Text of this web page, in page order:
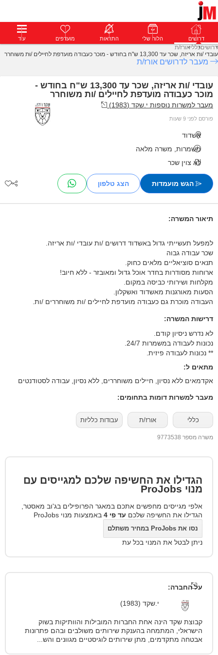
דרושים פרופילים הודעות פרימיום דרושים הלוח שלי התראות מועדפים עוד
דרושיםכלליאורז/ת
עובדי /ות אריזה, שכר עד 13,300 ש"ח בחודש - מוכר כעבודה מועדפת לחיילים /ות משוחרר
מעבר לדרושים אורז/ת
עובדי /ות אריזה, שכר עד 13,300 ש"ח בחודש -
מוכר כעבודה מועדפת לחיילים /ות משוחרר
מעבר למשרות נוספות י.שקד (1983)
פורסם לפני 9 שעות
אשדוד
משמרות, משרה מלאה
לא צוין שכר
הגש מועמדות
תיאור המשרה:
למפעל תעשייתי גדול באשדוד דרושים /ות עובדי /ות אריזה.
שכר עבודה גבוה
תנאים סוציאליים מלאים כחוק.
ארוחות מסודרות בחדר אוכל גדול ומאובזר - ללא חיוב!
מקלחות ושירותי כביסה במקום.
הסעות מאורגנות מאשדוד ואשקלון.
העבודה מוכרת גם כעבודה מועדפת לחיילים /ות משוחררים /ות.
דרישות המשרה:
לא נדרש ניסיון קודם.
נכונות לעבודה במשמרות 24/7.
** נכונות לעבודה פיזית.
מתאים ל:
אקדמאים ללא נסיון, חיילים משוחררים, ללא נסיון, עבודה לסטודנטים
מעבר למשרות דומות בתחומים:
כללי אורז/ת עבודות כלליות
משרה מספר 9773538
הגדילו את החשיפה שלכם למגייסים עם
מנוי ProJobs
אלפי מגייסים מחפשים אתכם במאגר הפרופילים בג'וב מאסטר,
הגדילו את החשיפה שלכם עד פי 4 באמצעות מנוי ProJobs
נסו את ProJobs במחיר משתלם
ניתן לבטל את המנוי בכל עת
על החברה:
י.שקד (1983)
קבוצת שקד הינה אחת החברות המובילות והוותיקות בשוק
הישראלי, המתמחה בהענקת שירותים משולבים ובהם פתרונות
אבטחה מתקדמים, מתן שירותים לוגיסטיים מגוונים והש...